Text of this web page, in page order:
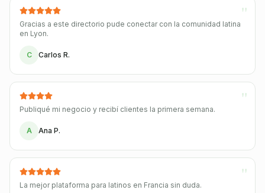
"
Gracias a este directorio pude conectar con la comunidad latina
en Lyon.
C Carlos R.
"
Publiqué mi negocio y recibí clientes la primera semana.
A Ana P.
"
La mejor plataforma para latinos en Francia sin duda.